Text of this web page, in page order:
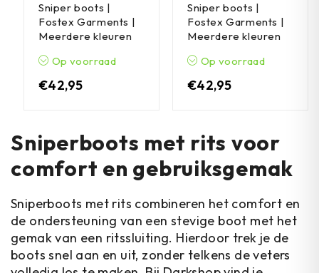
Sniper boots |
Fostex Garments |
Meerdere kleuren
Op voorraad
€42,95
Sniper boots |
Fostex Garments |
Meerdere kleuren
Op voorraad
€42,95
Sniperboots met rits voor
comfort en gebruiksgemak
Sniperboots met rits combineren het comfort en
de ondersteuning van een stevige boot met het
gemak van een ritssluiting. Hierdoor trek je de
boots snel aan en uit, zonder telkens de veters